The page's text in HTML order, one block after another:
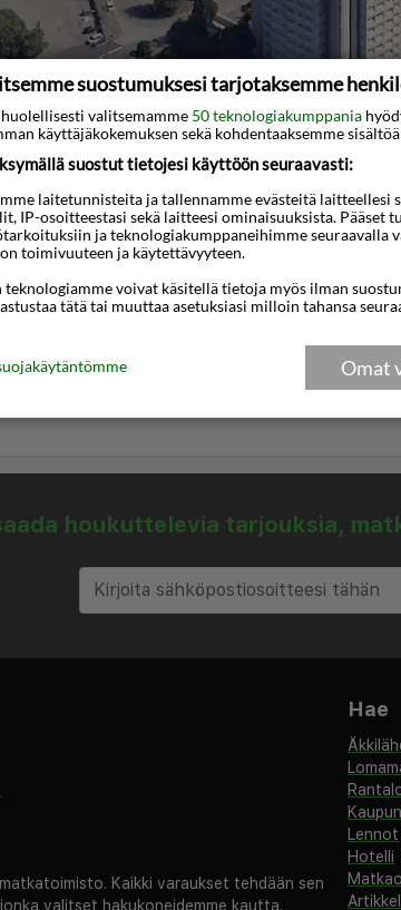
avulla olemme luoneet “dronevideota”
houkuttelevia tarjouksia,
Kaikki varaukset tehdään sen
valitset hakukoneidemme kautta.
Hae
Lennot
Hotelli
suostumuksesi tarjotaksemme
valitsemamme 50 teknologiakumppania
käyttäjäkokemuksen sekä kohdentaaksemme
suostut tietojesi käyttöön seuraavasti:
laitetunnisteita ja tallennamme evästeitä laitteellesi
IP-osoitteestasi sekä laitteesi ominaisuuksista. Pääset
ja teknologiakumppaneihimme seuraavalla
toimivuuteen ja käytettävyyteen.
teknologiamme voivat käsitellä tietoja myös ilman
tätä tai muuttaa asetuksiasi milloin tahansa
Omat